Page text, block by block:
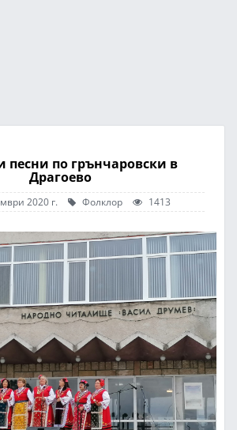
песни по грънчаровски в
Драгоево
2020 г. Фолклор 1413